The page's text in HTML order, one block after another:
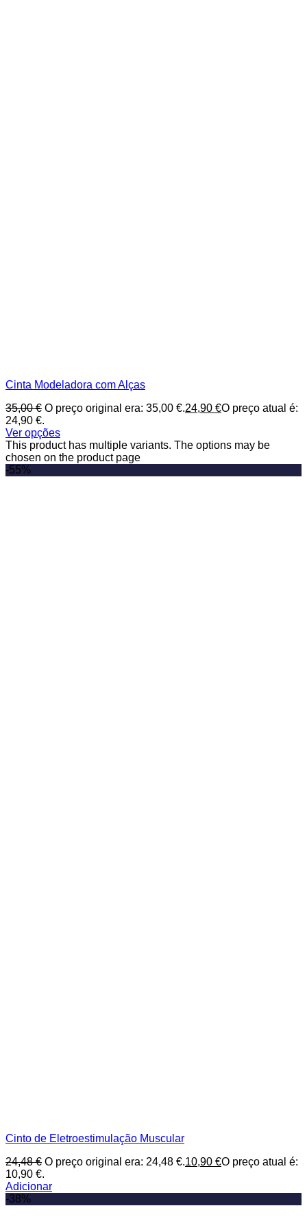
Cinta Modeladora com Alças
35,00€ O preço original era: 35,00 €.24,90 €O preço atual é:
24,90 €.
Ver opções
This product has multiple variants. The options may be
chosen on the product page
-55%
Cinto de Eletroestimulação Muscular
24,48€ O preço original era: 24,48 €.10,90 €O preço atual é:
10,90 €.
Adicionar
-38%